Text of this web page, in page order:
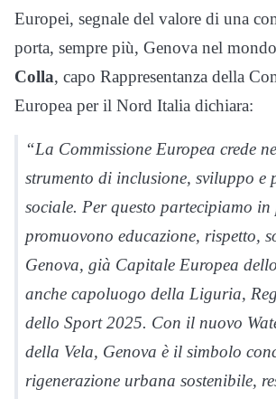
Europei, segnale del valore di una
porta, sempre più, Genova nel
Colla, capo Rappresentanza della
Europea per il Nord Italia dichiara:
“La Commissione Europea crede
strumento di inclusione, sviluppo e
sociale. Per questo partecipiamo in
promuovono educazione, rispetto,
Genova, già Capitale Europea
anche capoluogo della Liguria,
dello Sport 2025. Con il nuovo
della Vela, Genova è il simbolo
rigenerazione urbana sostenibile,